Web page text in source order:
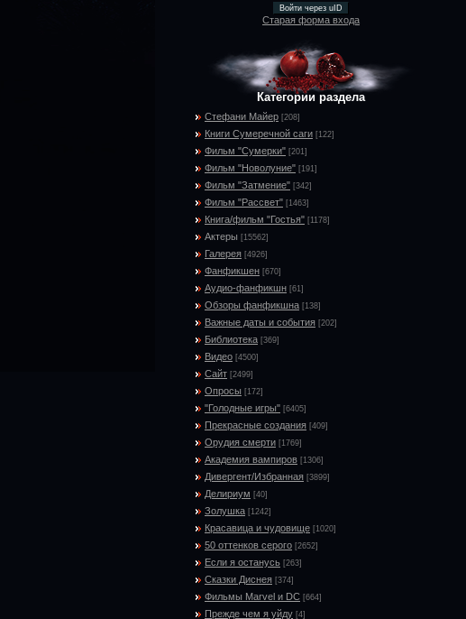
Войти через uID
Старая форма входа
Категории раздела
Стефани Майер [208]
Книги Сумеречной саги [122]
Фильм "Сумерки" [201]
Фильм "Новолуние" [191]
Фильм "Затмение" [342]
Фильм "Рассвет" [1463]
Книга/фильм "Гостья" [1178]
Актеры [15562]
Галерея [4926]
Фанфикшен [670]
Аудио-фанфикшн [61]
Обзоры фанфикшна [138]
Важные даты и события [202]
Библиотека [369]
Видео [4500]
Сайт [2499]
Опросы [172]
"Голодные игры" [6405]
Прекрасные создания [409]
Орудия смерти [1769]
Академия вампиров [1306]
Дивергент/Избранная [3899]
Делириум [40]
Золушка [1242]
Красавица и чудовище [1020]
50 оттенков серого [2652]
Если я останусь [263]
Сказки Диснея [374]
Фильмы Marvel и DC [664]
Прежде чем я уйду [4]